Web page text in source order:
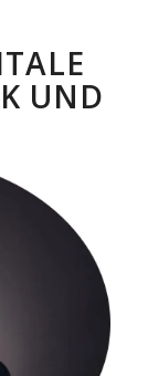
UND